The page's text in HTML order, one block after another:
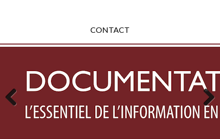
CONTACT
Previous Next